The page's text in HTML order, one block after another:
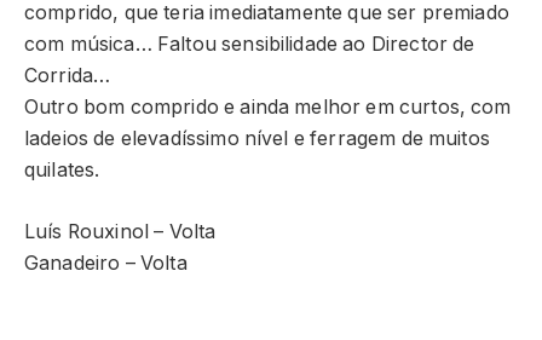
comprido, que teria imediatamente que ser premiado
com música… Faltou sensibilidade ao Director de
Corrida…
Outro bom comprido e ainda melhor em curtos, com
ladeios de elevadíssimo nível e ferragem de muitos
quilates.
Luís Rouxinol – Volta
Ganadeiro – Volta